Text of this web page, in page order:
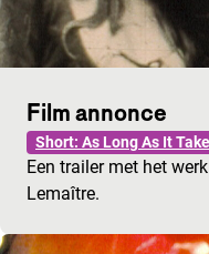
Film annonce
Short: As Long As It
Een trailer met het
Lemaître.